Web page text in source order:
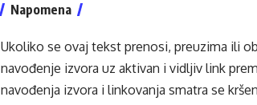
Napomena
Ukoliko se ovaj tekst prenosi, preuzima ili
navođenje izvora uz aktivan i vidljiv link
navođenja izvora i linkovanja smatra se